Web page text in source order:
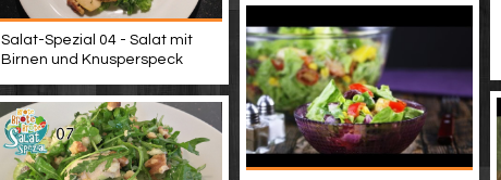
Salat-Spezial 04 - Salat mit
Birnen und Knusperspeck